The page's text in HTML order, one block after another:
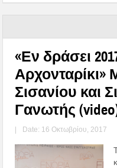
«Εν δράσει
Αρχονταρίκι»
Σισανίου και
Γανωτής
| Date: 16 Οκτωβρίου, 2017